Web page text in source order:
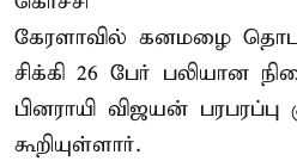
கேரளாவில் கனமழை
சிக்கி 26 பேர் பலியான
பினராயி விஜயன் பரபரப்பு
கூறியுள்ளார்.